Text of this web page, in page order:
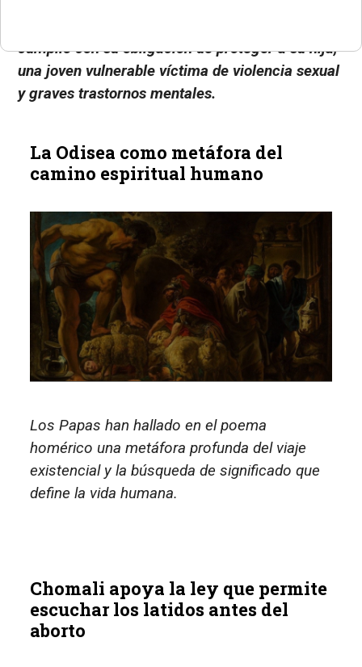
cumplió con su obligación de proteger a su hija,
una joven vulnerable víctima de violencia sexual
y graves trastornos mentales.
La Odisea como metáfora del
camino espiritual humano
Los Papas han hallado en el poema
homérico una metáfora profunda del viaje
existencial y la búsqueda de significado que
define la vida humana.
Chomali apoya la ley que permite
escuchar los latidos antes del
aborto